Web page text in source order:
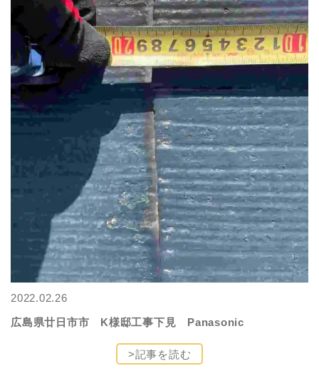
2022.02.26
広島県廿日市市 K様邸工事下見 Panasonic
>記事を読む